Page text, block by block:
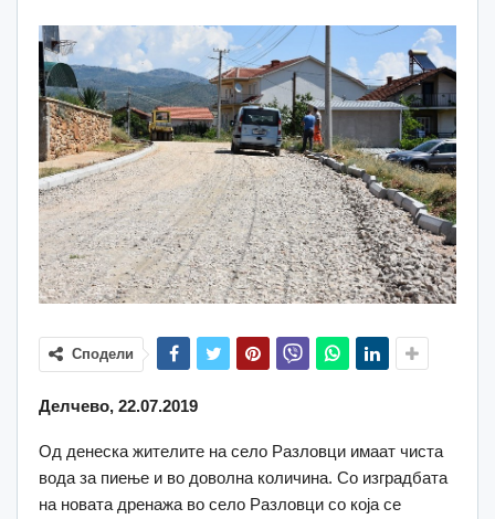
Сподели
Делчево, 22.07.2019
Од денеска жителите на село Разловци имаат чиста
вода за пиење и во доволна количина. Со изградбата
на новата дренажа во село Разловци со која се